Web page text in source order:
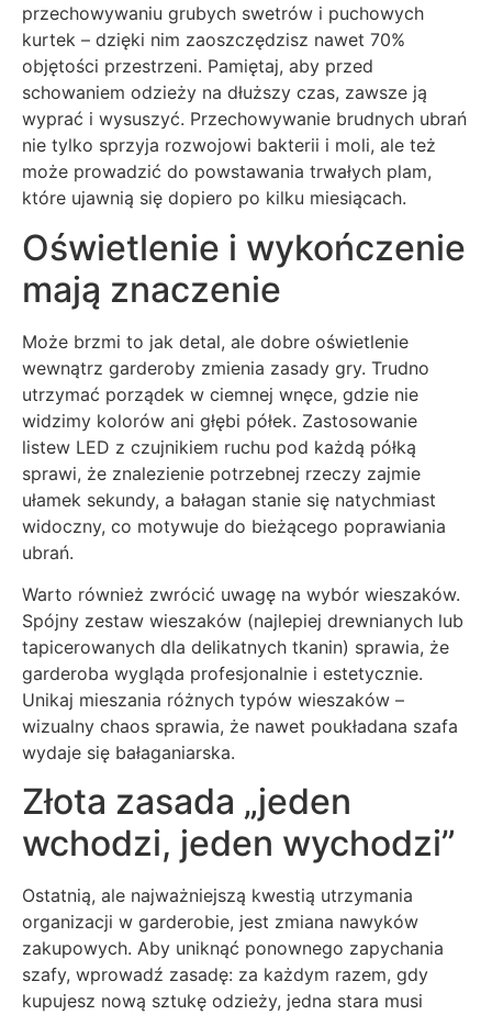
przechowywaniu grubych swetrów i puchowych
kurtek – dzięki nim zaoszczędzisz nawet 70%
objętości przestrzeni. Pamiętaj, aby przed
schowaniem odzieży na dłuższy czas, zawsze ją
wyprać i wysuszyć. Przechowywanie brudnych ubrań
nie tylko sprzyja rozwojowi bakterii i moli, ale też
może prowadzić do powstawania trwałych plam,
które ujawnią się dopiero po kilku miesiącach.
Oświetlenie i wykończenie
mają znaczenie
Może brzmi to jak detal, ale dobre oświetlenie
wewnątrz garderoby zmienia zasady gry. Trudno
utrzymać porządek w ciemnej wnęce, gdzie nie
widzimy kolorów ani głębi półek. Zastosowanie
listew LED z czujnikiem ruchu pod każdą półką
sprawi, że znalezienie potrzebnej rzeczy zajmie
ułamek sekundy, a bałagan stanie się natychmiast
widoczny, co motywuje do bieżącego poprawiania
ubrań.
Warto również zwrócić uwagę na wybór wieszaków.
Spójny zestaw wieszaków (najlepiej drewnianych lub
tapicerowanych dla delikatnych tkanin) sprawia, że
garderoba wygląda profesjonalnie i estetycznie.
Unikaj mieszania różnych typów wieszaków –
wizualny chaos sprawia, że nawet poukładana szafa
wydaje się bałaganiarska.
Złota zasada „jeden
wchodzi, jeden wychodzi”
Ostatnią, ale najważniejszą kwestią utrzymania
organizacji w garderobie, jest zmiana nawyków
zakupowych. Aby uniknąć ponownego zapychania
szafy, wprowadź zasadę: za każdym razem, gdy
kupujesz nową sztukę odzieży, jedna stara musi